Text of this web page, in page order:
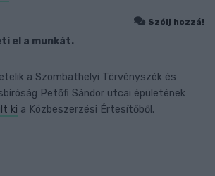
Szólj hozzá!
el a munkát.
a Szombathelyi Törvényszék és
Petőfi Sándor utcai épületének
ki a Közbeszerzési Értesítőből.